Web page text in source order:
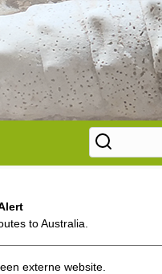
to Australia.
externe website.